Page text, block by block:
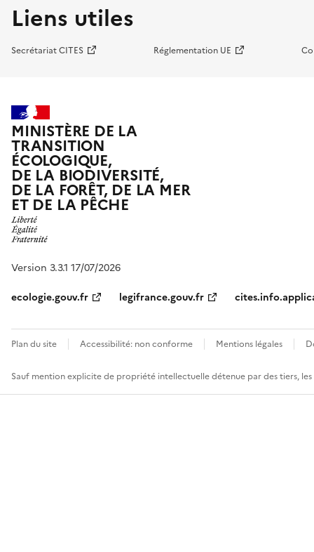
Liens utiles
Secrétariat CITES Réglementation UE
MINISTÈRE DE LA
TRANSITION
ÉCOLOGIQUE,
DE LA BIODIVERSITÉ,
DE LA FORÊT, DE LA MER
ET DE LA PÊCHE
Version 3.3.1 17/07/2026
ecologie.gouv.fr
legifrance.gouv.fr
Plan du site Accessibilité: non conforme Mentions légales
Sauf mention explicite de propriété intellectuelle détenue par des tiers,